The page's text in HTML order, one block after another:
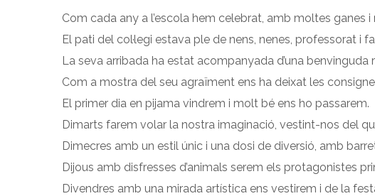
Com cada any a l’escola hem celebrat, amb moltes ganes i
El pati del col·legi estava ple de nens, nenes, professorat i
La seva arribada ha estat acompanyada d’una
Com a mostra del seu agraïment ens ha deixat les
El primer dia en pijama vindrem i molt bé ens ho passarem.
Dimarts farem volar la nostra imaginació, vestint-nos del
Dimecres amb un estil únic i una dosi de diversió, amb
Dijous amb disfresses d’animals serem els protagonistes
Divendres amb una mirada artística ens vestirem i de la